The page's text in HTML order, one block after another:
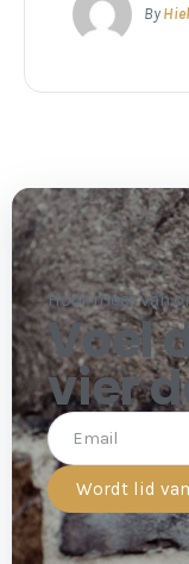
By
Hoor meer van
Voel
vier
Wordt lid